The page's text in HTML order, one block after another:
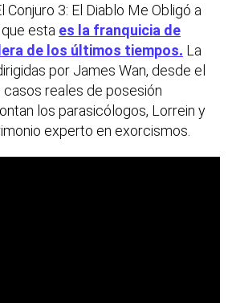
Conjuro 3: El Diablo Me Obligó a
esta es la franquicia de
de los últimos tiempos. La
por James Wan, desde el
casos reales de posesión
los parasicólogos, Lorrein y
experto en exorcismos.